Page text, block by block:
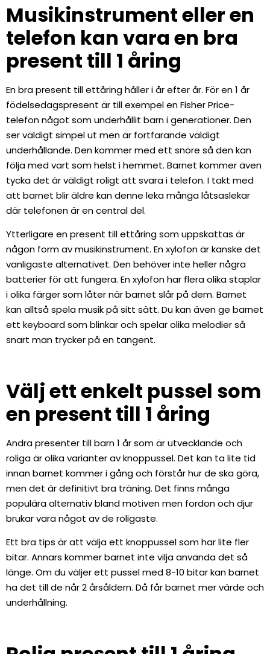
Musikinstrument eller en
telefon kan vara en bra
present till 1 åring
En bra present till ettåring håller i år efter år. För en 1 år
födelsedagspresent är till exempel en Fisher Price-
telefon något som underhållit barn i generationer. Den
ser väldigt simpel ut men är fortfarande väldigt
underhållande. Den kommer med ett snöre så den kan
följa med vart som helst i hemmet. Barnet kommer även
tycka det är väldigt roligt att svara i telefon. I takt med
att barnet blir äldre kan denne leka många låtsaslekar
där telefonen är en central del.
Ytterligare en present till ettåring som uppskattas är
någon form av musikinstrument. En xylofon är kanske det
vanligaste alternativet. Den behöver inte heller några
batterier för att fungera. En xylofon har flera olika staplar
i olika färger som låter när barnet slår på dem. Barnet
kan alltså spela musik på sitt sätt. Du kan även ge barnet
ett keyboard som blinkar och spelar olika melodier så
snart man trycker på en tangent.
Välj ett enkelt pussel som
en present till 1 åring
Andra presenter till barn 1 år som är utvecklande och
roliga är olika varianter av knoppussel. Det kan ta lite tid
innan barnet kommer i gång och förstår hur de ska göra,
men det är definitivt bra träning. Det finns många
populära alternativ bland motiven men fordon och djur
brukar vara något av de roligaste.
Ett bra tips är att välja ett knoppussel som har lite fler
bitar. Annars kommer barnet inte vilja använda det så
länge. Om du väljer ett pussel med 8-10 bitar kan barnet
ha det till de når 2 årsåldern. Då får barnet mer värde och
underhållning.